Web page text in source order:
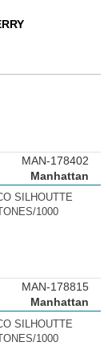
Manhattan
MAN-178402
SILHOUTTE
1000
Manhattan
MAN-178815
SILHOUTTE
1000